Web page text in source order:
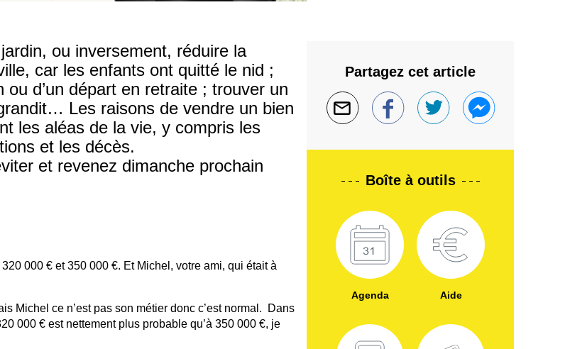
ou inversement, réduire la
car les enfants ont quitté le nid ;
ou d’un départ en retraite ; trouver un
Les raisons de vendre un bien
les aléas de la vie, y compris les
et les décès.
et revenez dimanche prochain
000 € et 350 000 €. Et Michel, votre ami, qui était à
Michel ce n’est pas son métier donc c’est normal. Dans
000 € est nettement plus probable qu’à 350 000 €, je
Partagez cet article
Boîte à outils
Agenda Aide